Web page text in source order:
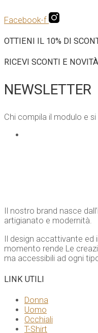
Facebook-f
OTTIENI IL 10% DI
RICEVI SCONTI E
NEWSLETTER
Chi compila il modulo e
Il nostro brand nasce
artigianato e modernità.
Il design accattivante ed
momento rende Le
ma accessibili ad ogni
LINK UTILI
Donna
Uomo
Occhiali
T-Shirt